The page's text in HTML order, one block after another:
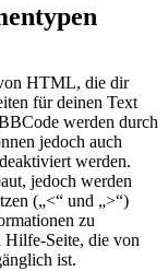
HTML, die dir
für deinen Text
werden durch
jedoch auch
werden.
jedoch werden
(„<“ und „>“)
zu
Hilfe-Seite, die von
ist.